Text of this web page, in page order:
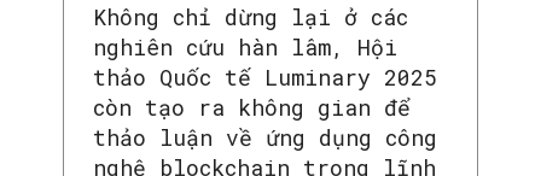
Không chỉ dừng lại ở các
nghiên cứu hàn lâm, Hội
thảo Quốc tế Luminary 2025
còn tạo ra không gian để
thảo luận về ứng dụng công
nghệ blockchain trong lĩnh